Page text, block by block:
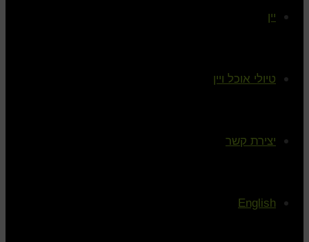
יין
טיולי אוכל ויין
יצירת קשר
English